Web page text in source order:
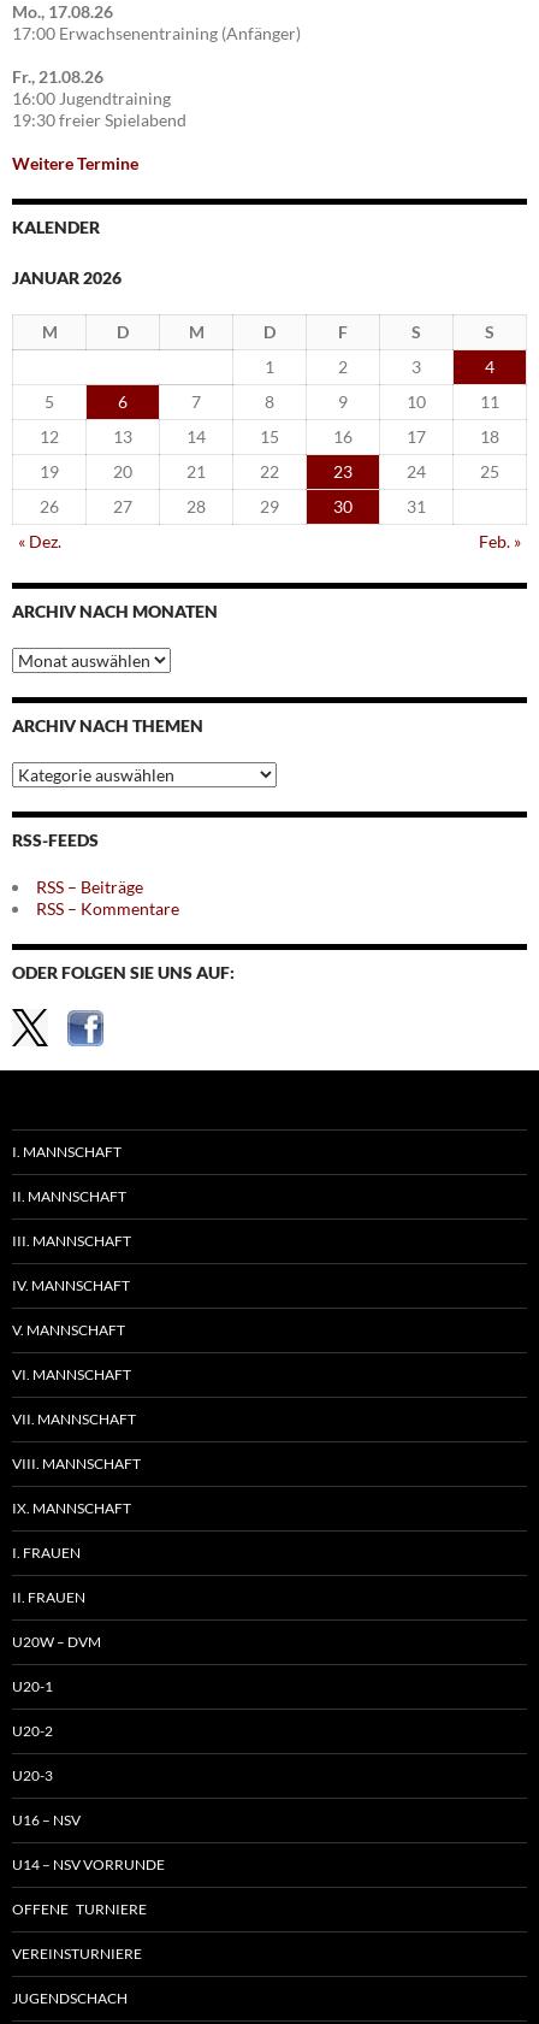
Mo., 17.08.26
17:00 Erwachsenentraining (Anfänger)
Fr., 21.08.26
16:00 Jugendtraining
19:30 freier Spielabend
Weitere Termine
KALENDER
JANUAR 2026
M D M D F S
S
1
2 3
4
5
6 7 8 9 10
11
12
13 14 15 16 17
18
19
20 21 22 23 24
25
26
27 28 29 30
31
« Dez.
Feb. »
ARCHIV NACH MONATEN
Archiv
nach
Monaten
ARCHIV NACH THEMEN
Archiv
nach
Themen
RSS-FEEDS
RSS – Beiträge
RSS – Kommentare
ODER FOLGEN SIE UNS AUF:
I. MANNSCHAFT
II. MANNSCHAFT
III. MANNSCHAFT
IV. MANNSCHAFT
V. MANNSCHAFT
VI. MANNSCHAFT
VII. MANNSCHAFT
VIII. MANNSCHAFT
IX. MANNSCHAFT
I. FRAUEN
II. FRAUEN
U20W – DVM
U20-1
U20-2
U20-3
U16 – NSV
U14 – NSV VORRUNDE
OFFENE TURNIERE
VEREINSTURNIERE
JUGENDSCHACH